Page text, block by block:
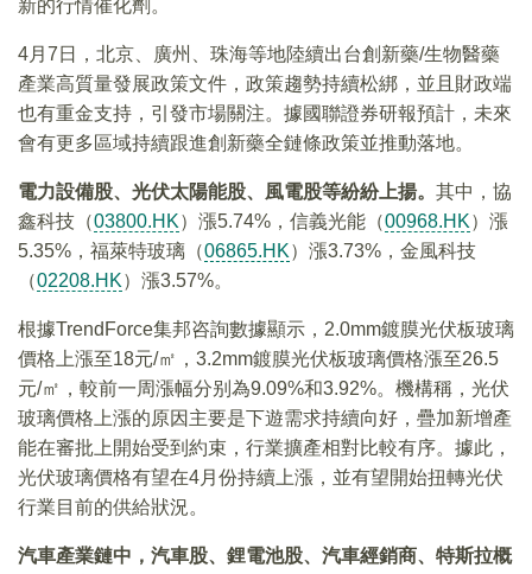
新的行情催化劑。
4月7日，北京、廣州、珠海等地陸續出台創新藥/生物醫藥
產業高質量發展政策文件，政策趨勢持續松綁，並且財政端
也有重金支持，引發市場關注。據國聯證券研報預計，未來
會有更多區域持續跟進創新藥全鏈條政策並推動落地。
電力設備股、 光伏太陽能股、風電股等紛紛上揚。 其中，協
鑫科技（03800.HK）漲5.74%，信義光能（00968.HK）漲
5.35%，福萊特玻璃（06865.HK）漲3.73%，金風科技
（02208.HK）漲3.57%。
根據TrendForce集邦咨詢數據顯示，2.0mm鍍膜光伏板玻璃
價格上漲至18元/㎡，3.2mm鍍膜光伏板玻璃價格漲至26.5
元/㎡，較前一周漲幅分别為9.09%和3.92%。機構稱，光伏
玻璃價格上漲的原因主要是下遊需求持續向好，疊加新增產
能在審批上開始受到約束，行業擴產相對比較有序。據此，
光伏玻璃價格有望在4月份持續上漲，並有望開始扭轉光伏
行業目前的供給狀況。
汽車產業鏈中，汽車股、鋰電池股、汽車經銷商、特斯拉概